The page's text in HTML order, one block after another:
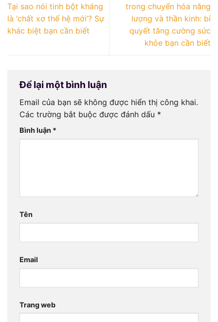
Tại sao nói tinh bột kháng
là ‘chất xơ thế hệ mới’? Sự
khác biệt bạn cần biết
trong chuyển hóa năng
lượng và thần kinh: bí
quyết tăng cường sức
khỏe bạn cần biết
Để lại một bình luận
Email của bạn sẽ không được hiển thị công khai.
Các trường bắt buộc được đánh dấu *
Bình luận *
Tên
Email
Trang web